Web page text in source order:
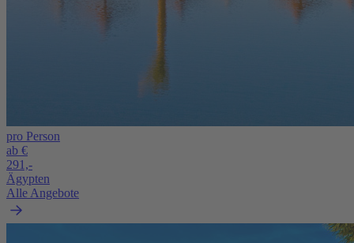
pro Person
ab €
291,-
Ägypten
Alle Angebote